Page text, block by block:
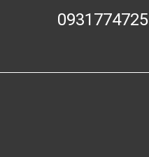
0931774725